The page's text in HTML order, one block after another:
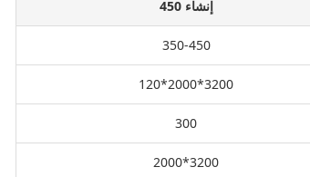
إنشاء 450
350-450
3200*2000*120
300
3200*2000